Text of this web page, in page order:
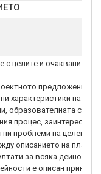
с целите и очакваните
предложение
характеристики на
образователната среда,
процес,
проблеми на целевите
описанието на
за всяка дейност.
е описан принос